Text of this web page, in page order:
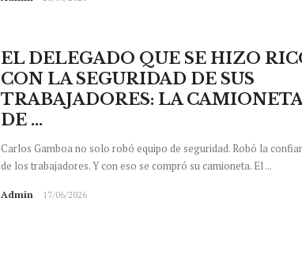
EL DELEGADO QUE SE HIZO
CON LA SEGURIDAD DE SUS
TRABAJADORES: LA CAMIONETA
DE ...
Carlos Gamboa no solo robó equipo de seguridad. Robó la
de los trabajadores. Y con eso se compró su camioneta. El ...
Admin 17/06/2026